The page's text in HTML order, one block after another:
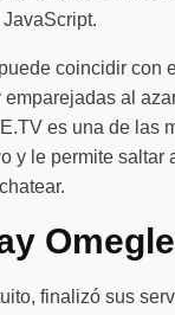
coincidir
al
es una de las
y le permite
finalizó sus